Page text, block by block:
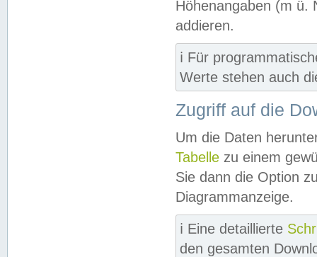
Höhenangaben (m ü.
addieren.
ℹ️ Für
Werte stehen auch
Zugriff auf die
Um die Daten
Tabelle zu einem
Sie dann die Option
Diagrammanzeige.
ℹ️ Eine detaillierte
den gesamten